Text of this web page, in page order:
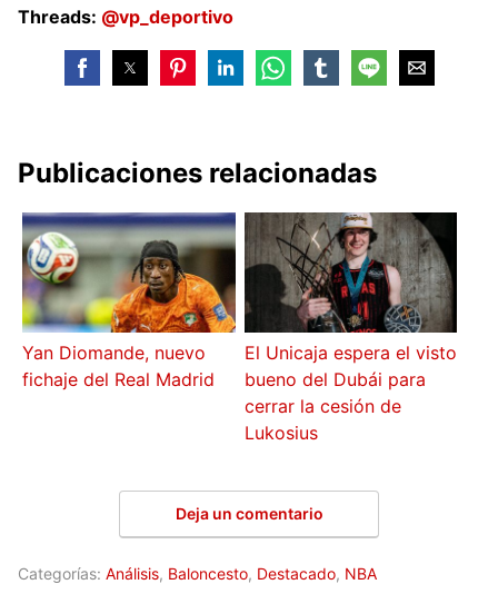
Threads: @vp_deportivo
Publicaciones relacionadas
Yan Diomande, nuevo
fichaje del Real Madrid
El Unicaja espera el visto
bueno del Dubái para
cerrar la cesión de
Lukosius
Deja un comentario
Categorías: Análisis, Baloncesto, Destacado, NBA